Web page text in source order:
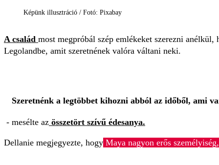
Képünk illusztráció / Fotó: Pixabay
A család most megpróbál szép emlékeket szerezni
Legolandbe, amit szeretnének valóra váltani neki.
Szeretnénk a legtöbbet kihozni abból az időből, ami
- mesélte az összetört szívű édesanya.
Dellanie megjegyezte, hogy Maya nagyon erős